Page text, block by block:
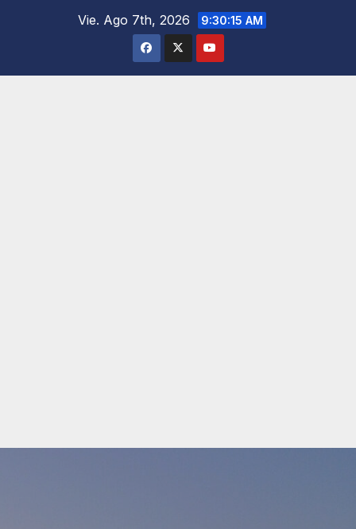
Vie. Ago 7th, 2026 9:30:16 AM